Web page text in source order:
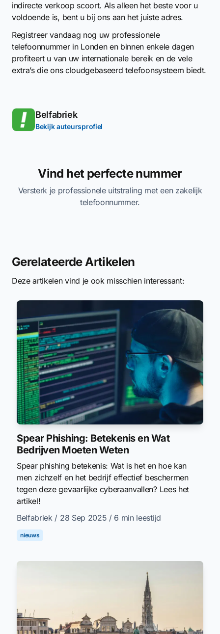
indirecte verkoop scoort. Als alleen het beste voor u
voldoende is, bent u bij ons aan het juiste adres.
Registreer vandaag nog uw professionele
telefoonnummer in Londen en binnen enkele dagen
profiteert u van uw internationale bereik en de vele
extra’s die ons cloudgebaseerd telefoonsysteem biedt.
Belfabriek
Bekijk auteursprofiel
Vind het perfecte nummer
Versterk je professionele uitstraling met een zakelijk
telefoonnummer.
Gerelateerde Artikelen
Deze artikelen vind je ook misschien interessant:
Spear Phishing: Betekenis en Wat
Bedrijven Moeten Weten
Spear phishing betekenis: Wat is het en hoe kan
men zichzelf en het bedrijf effectief beschermen
tegen deze gevaarlijke cyberaanvallen? Lees het
artikel!
Belfabriek / 28 Sep 2025 / 6 min leestijd
nieuws